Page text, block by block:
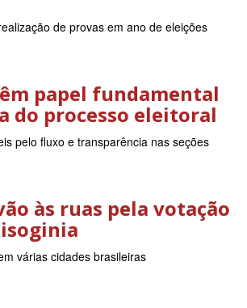
de provas em ano de eleições
papel fundamental
do processo eleitoral
pelo fluxo e transparência nas seções
às ruas pela votação
várias cidades brasileiras